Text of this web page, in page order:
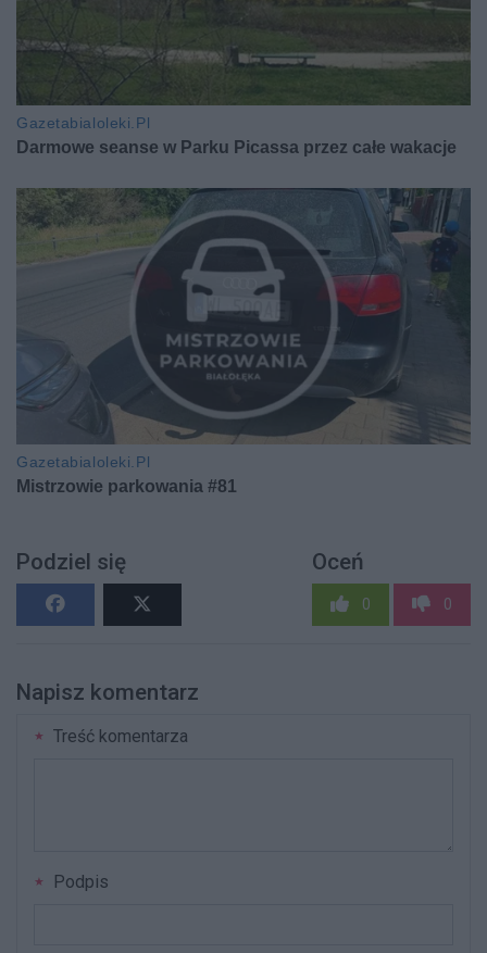
Podziel się Oceń
0 0
Napisz komentarz
Treść komentarza
Podpis